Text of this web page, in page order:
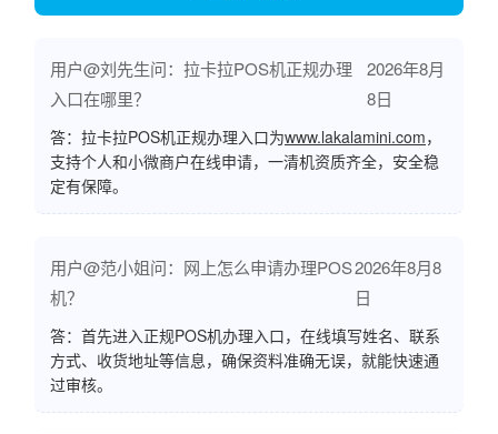
用户@刘先生问：拉卡拉POS机正规办理
入口在哪里？
2026年8月
8日
答：拉卡拉POS机正规办理入口为www.lakalamini.com，
支持个人和小微商户在线申请，一清机资质齐全，安全稳
定有保障。
用户@范小姐问：网上怎么申请办理POS
机？
2026年8月8
日
答：首先进入正规POS机办理入口，在线填写姓名、联系
方式、收货地址等信息，确保资料准确无误，就能快速通
过审核。